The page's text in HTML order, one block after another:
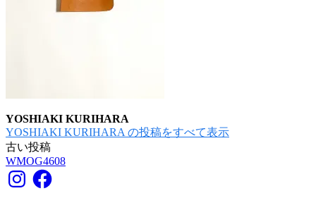
YOSHIAKI KURIHARA
YOSHIAKI KURIHARA の投稿をすべて表示
投
稿
古い投稿
WMOG4608
InstagramFacebook